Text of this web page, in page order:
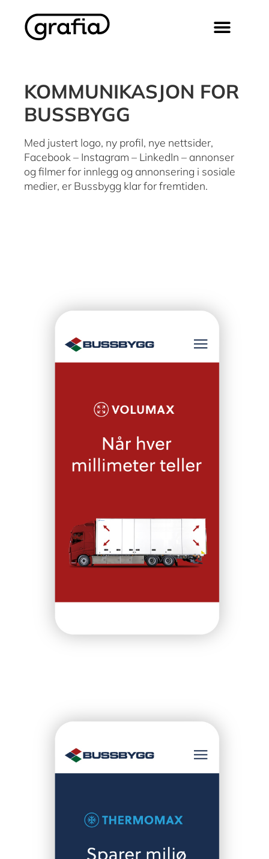
KOMMUNIKASJON FOR
BUSSBYGG
Med justert logo, ny profil, nye nettsider,
Facebook – Instagram – LinkedIn – annonser
og filmer for innlegg og annonsering i sosiale
medier, er Bussbygg klar for fremtiden.